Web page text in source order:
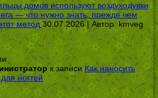
домов используют воздуходувки
— что нужно знать, прежде чем
метод 30.07.2026 | Автор: kmveg
к записи Как наносить
ногтей